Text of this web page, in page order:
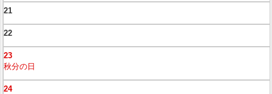
21
22
23
秋分の日
24